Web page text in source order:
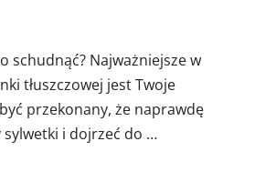
schudnąć? Najważniejsze w
tłuszczowej jest Twoje
przekonany, że naprawdę
i dojrzeć do …